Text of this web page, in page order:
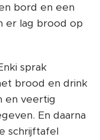
bord en een
er lag brood op
sprak
brood en drink
en veertig
En daarna
schrijftafel